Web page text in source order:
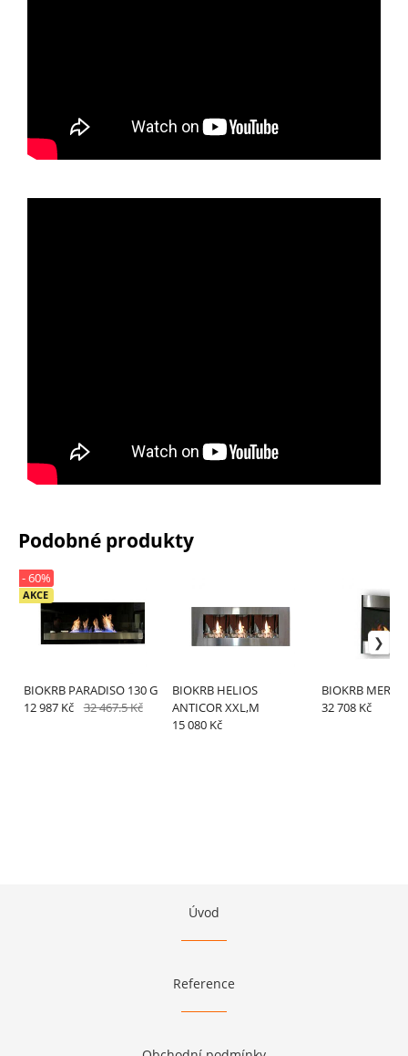
Podobné produkty
BIOKRB PARADISO 130 G
AKCE
- 60%
12 987 Kč 32 467.5 Kč
BIOKRB HELIOS
ANTICOR XXL,M
15 080 Kč
BIOKRB
32 708 Kč
Úvod
Reference